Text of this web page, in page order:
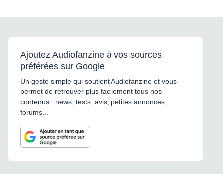
Ajoutez Audiofanzine à vos sources
préférées sur Google
Un geste simple qui soutient Audiofanzine et vous
permet de retrouver plus facilement tous nos
contenus : news, tests, avis, petites annonces,
forums...